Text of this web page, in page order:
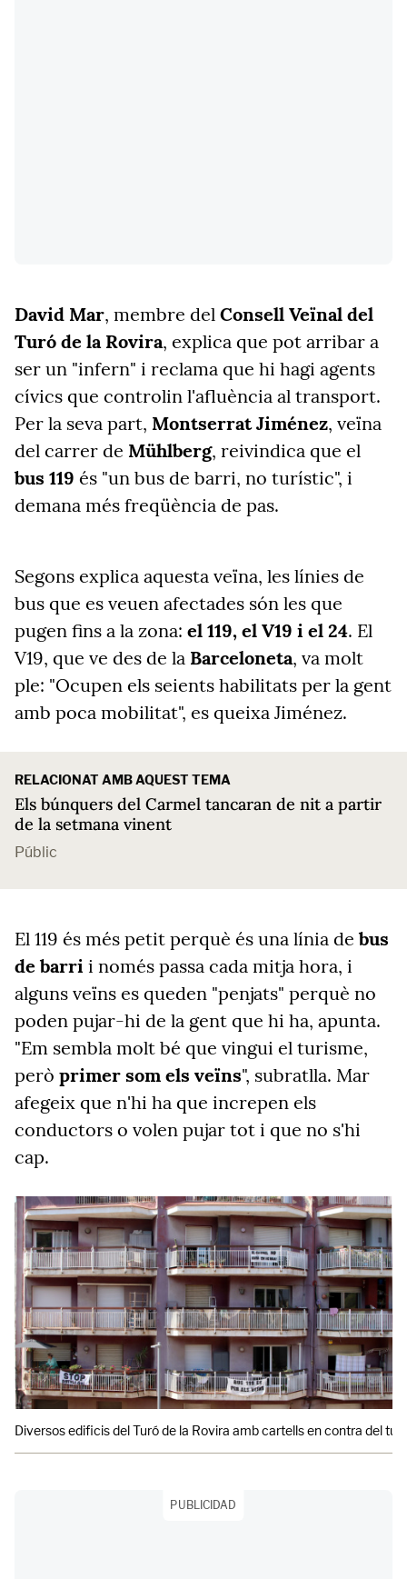
David Mar, membre del Consell Veïnal del
Turó de la Rovira, explica que pot arribar a
ser un "infern" i reclama que hi hagi agents
cívics que controlin l'afluència al transport.
Per la seva part, Montserrat Jiménez, veïna
del carrer de Mühlberg, reivindica que el
bus 119 és "un bus de barri, no turístic", i
demana més freqüència de pas.
Segons explica aquesta veïna, les línies de
bus que es veuen afectades són les que
pugen fins a la zona: el 119, el V19 i el 24. El
V19, que ve des de la Barceloneta, va molt
ple: "Ocupen els seients habilitats per la gent
amb poca mobilitat", es queixa Jiménez.
RELACIONAT AMB AQUEST TEMA
Els búnquers del Carmel tancaran de nit a partir
de la setmana vinent
Públic
El 119 és més petit perquè és una línia de bus
de barri i només passa cada mitja hora, i
alguns veïns es queden "penjats" perquè no
poden pujar-hi de la gent que hi ha, apunta.
"Em sembla molt bé que vingui el turisme,
però primer som els veïns", subratlla. Mar
afegeix que n'hi ha que increpen els
conductors o volen pujar tot i que no s'hi
cap.
Diversos edificis del Turó de la Rovira amb cartells en contra del
PUBLICIDAD